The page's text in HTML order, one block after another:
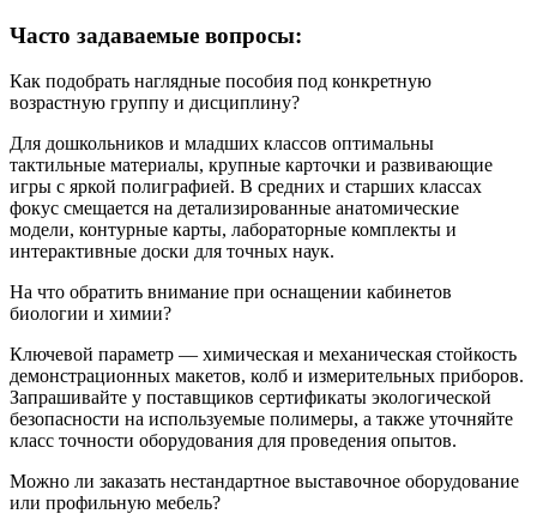
Часто задаваемые вопросы:
Как подобрать наглядные пособия под конкретную
возрастную группу и дисциплину?
Для дошкольников и младших классов оптимальны
тактильные материалы, крупные карточки и развивающие
игры с яркой полиграфией. В средних и старших классах
фокус смещается на детализированные анатомические
модели, контурные карты, лабораторные комплекты и
интерактивные доски для точных наук.
На что обратить внимание при оснащении кабинетов
биологии и химии?
Ключевой параметр — химическая и механическая стойкость
демонстрационных макетов, колб и измерительных приборов.
Запрашивайте у поставщиков сертификаты экологической
безопасности на используемые полимеры, а также уточняйте
класс точности оборудования для проведения опытов.
Можно ли заказать нестандартное выставочное оборудование
или профильную мебель?